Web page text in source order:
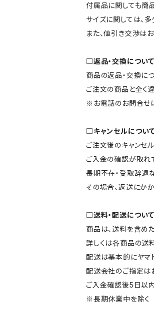
付属品に関しても商
サイズに関しては、
また、値引き交渉は
□返品・交換について
商品の返品・交換に
ご注文の商品と全く
※お電話のお問合せ
□キャンセルについ
ご注文後のキャンセ
ご入金の確認が取れ
長期不在・受取辞退
その場合、返送にか
□送料・配送について
商品は、送料を含め
詳しくは各商品の送
配送は基本的にヤマ
配送会社のご指定は
ご入金確認後5日以
※長期休業中を除く